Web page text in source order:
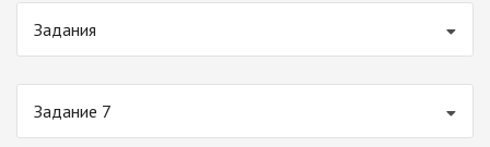
Задания
Задание 7